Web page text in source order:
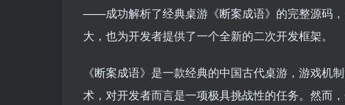
——成功解析了经典桌游《断案成语》的完整源码
大，也为开发者提供了一个全新的二次开发框架。
《断案成语》是一款经典的中国古代桌游，游戏
术，对开发者而言是一项极具挑战性的任务。然而